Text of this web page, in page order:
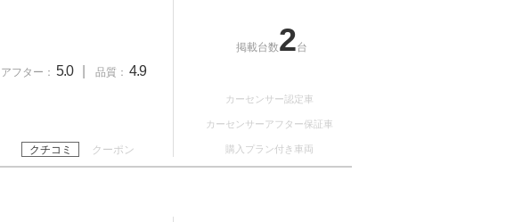
アフター： 5.0 品質： 4.9
クチコミ クーポン
掲載台数2台
カーセンサー認定車
カーセンサーアフター保証車
購入プラン付き車両